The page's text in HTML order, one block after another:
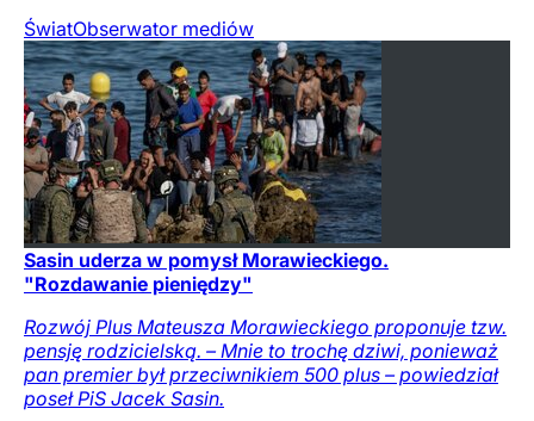
ŚwiatObserwator mediów
Sasin uderza w pomysł Morawieckiego.
"Rozdawanie pieniędzy"
Rozwój Plus Mateusza Morawieckiego proponuje tzw.
pensję rodzicielską. – Mnie to trochę dziwi, ponieważ
pan premier był przeciwnikiem 500 plus – powiedział
poseł PiS Jacek Sasin.